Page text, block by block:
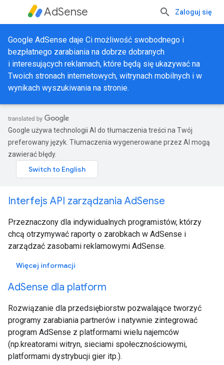
AdSense Zaloguj się
Google AdSense daje Ci możliwość swobodnego i
bezpłatnego zarabiania na dobrze dobranych
i interesujących reklamach, które będą się ukazywać na
Twoich stronach internetowych, witrynach mobilnych i w
wynikach wyszukiwania na stronie.
Google używa technologii AI do tłumaczenia treści na Twój
preferowany język. Tłumaczenia wygenerowane przez AI mogą
zawierać błędy.
Interfejs API zarządzania AdSense
Przeznaczony dla indywidualnych programistów, którzy
chcą otrzymywać raporty o zarobkach w AdSense i
zarządzać zasobami reklamowymi AdSense.
Więcej informacji
AdSense dla platform
Rozwiązanie dla przedsiębiorstw pozwalające tworzyć
programy zarabiania partnerów i natywnie zintegrować
program AdSense z platformami wielu najemców
(np.kreatorami witryn, sieciami społecznościowymi,
platformami dystrybucji gier itp.).